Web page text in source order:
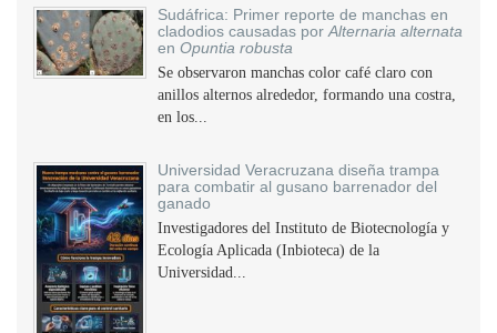
Sudáfrica: Primer reporte de manchas en
cladodios causadas por Alternaria alternata
en Opuntia robusta
Se observaron manchas color café claro con
anillos alternos alrededor, formando una costra,
en los...
Universidad Veracruzana diseña trampa
para combatir al gusano barrenador del
ganado
Investigadores del Instituto de Biotecnología y
Ecología Aplicada (Inbioteca) de la
Universidad...